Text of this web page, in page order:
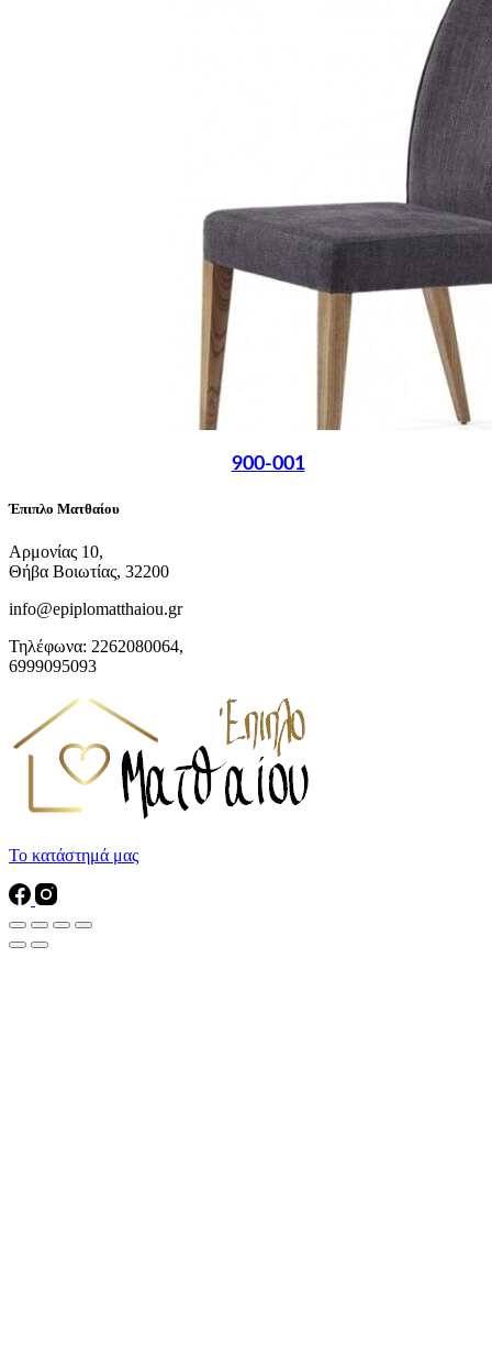
900-001
Έπιπλο Ματθαίου
Αρμονίας 10,
Θήβα Βοιωτίας, 32200
info@epiplomatthaiou.gr
Τηλέφωνα: 2262080064,
6999095093
Το κατάστημά μας